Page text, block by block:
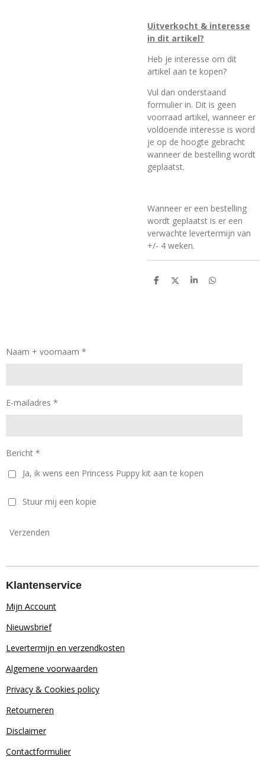
Uitverkocht & interesse
in dit artikel?
Heb je interesse om dit
artikel aan te kopen?
Vul dan onderstaand
formulier in. Dit is geen
voorraad artikel, wanneer er
voldoende interesse is word
je op de hoogte gebracht
wanneer de bestelling wordt
geplaatst.
Wanneer er een bestelling
wordt geplaatst is er een
verwachte levertermijn van
+/- 4 weken.
D
D
S
D
Naam + voornaam *
E-mailadres *
Bericht *
Ja, ik wens een Princess Puppy kit aan te kopen
Stuur mij een kopie
Verzenden
Klantenservice
Mijn Account
Nieuwsbrief
Levertermijn en verzendkosten
Algemene voorwaarden
Privacy & Cookies policy
Retourneren
Disclaimer
Contactformulier